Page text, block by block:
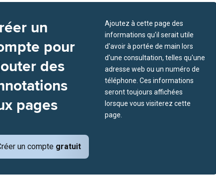
un
pour
des
pages
un compte gratuit
Ajoutez à cette page des
informations qu'il serait utile
d'avoir à portée de main lors
d'une consultation, telles qu'une
adresse web ou un numéro de
téléphone. Ces informations
seront toujours affichées
lorsque vous visiterez cette
page.